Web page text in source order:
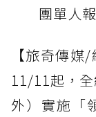
團單人
【旅奇傳
11/11起，
外）實施「